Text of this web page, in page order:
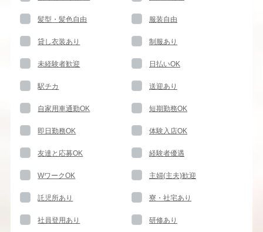
髪型・髪色自由 服装自由
貸し衣装あり 制服あり
未経験者歓迎 日払いOK
駅チカ 送迎あり
自家用車通勤OK 短期勤務OK
即日勤務OK 体験入店OK
友達と応募OK 経験者優遇
WワークOK 主婦(主夫)歓迎
託児所あり 寮・社宅あり
社員登用あり 研修あり